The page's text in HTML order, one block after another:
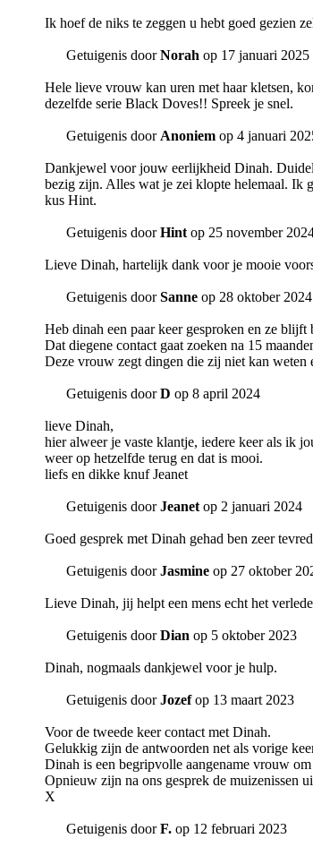
Ik hoef de niks te zeggen u hebt goed gezien
Getuigenis doorNorah op 17 januari 2025
Hele lieve vrouw kan uren met haar kletsen,
dezelfde serie Black Doves!! Spreek je snel.
Getuigenis door Anoniem op 4 januari
Dankjewel voor jouw eerlijkheid Dinah.
bezig zijn. Alles wat je zei klopte helemaal. Ik
kus Hint.
Getuigenis doorHint op 25 november
Lieve Dinah, hartelijk dank voor je mooie
Getuigenis doorSanne op 28 oktober 2024
Heb dinah een paar keer gesproken en ze blijft
Dat diegene contact gaat zoeken na 15
Deze vrouw zegt dingen die zij niet kan
Getuigenis doorD op 8 april 2024
lieve Dinah,
hier alweer je vaste klantje, iedere keer als ik
weer op hetzelfde terug en dat is mooi.
liefs en dikke knuf Jeanet
Getuigenis doorJeanet op 2 januari 2024
Goed gesprek met Dinah gehad ben zeer
Getuigenis doorJasmine op 27 oktober
Lieve Dinah, jij helpt een mens echt het
Getuigenis doorDian op 5 oktober 2023
Dinah, nogmaals dankjewel voor je hulp.
Getuigenis doorJozefop 13 maart 2023
Voor de tweede keer contact met Dinah.
Gelukkig zijn de antwoorden net als vorige
Dinah is een begripvolle aangename vrouw om
Opnieuw zijn na ons gesprek de muizenissen
X
Getuigenis doorF. op 12 februari 2023